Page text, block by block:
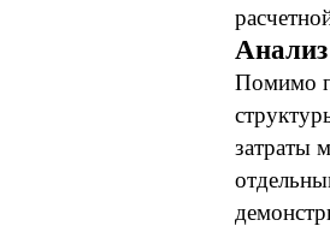
Помимо
затраты